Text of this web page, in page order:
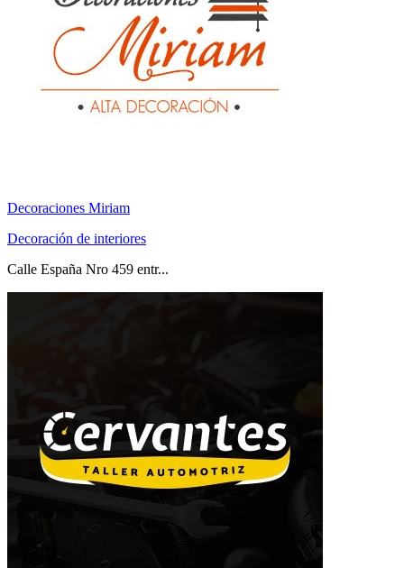
Decoraciones Miriam
Decoración de interiores
Calle España Nro 459 entr...